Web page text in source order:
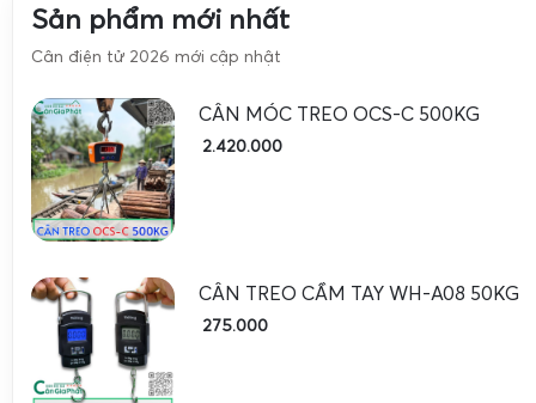
Sản phẩm mới nhất
Cân điện tử 2026 mới cập nhật
CÂN MÓC TREO OCS-C 500KG
2.420.000
CÂN TREO CẦM TAY WH-A08 50KG
275.000